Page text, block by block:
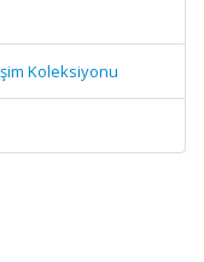
Koleksiyonu